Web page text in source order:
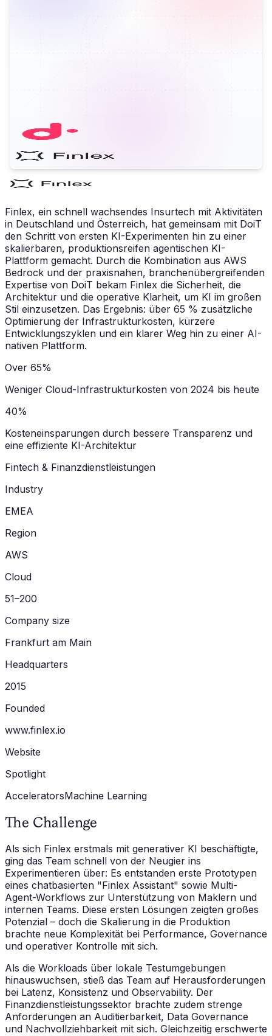
Finlex, ein schnell wachsendes Insurtech mit Aktivitäten
in Deutschland und Österreich, hat gemeinsam mit DoiT
den Schritt von ersten KI-Experimenten hin zu einer
skalierbaren, produktionsreifen agentischen KI-
Plattform gemacht. Durch die Kombination aus AWS
Bedrock und der praxisnahen, branchenübergreifenden
Expertise von DoiT bekam Finlex die Sicherheit, die
Architektur und die operative Klarheit, um KI im großen
Stil einzusetzen. Das Ergebnis: über 65 % zusätzliche
Optimierung der Infrastrukturkosten, kürzere
Entwicklungszyklen und ein klarer Weg hin zu einer AI-
nativen Plattform.
Over 65%
Weniger Cloud-Infrastrukturkosten von 2024 bis heute
40%
Kosteneinsparungen durch bessere Transparenz und
eine effiziente KI-Architektur
Fintech & Finanzdienstleistungen
Industry
EMEA
Region
AWS
Cloud
51–200
Company size
Frankfurt am Main
Headquarters
2015
Founded
www.finlex.io
Website
Spotlight
AcceleratorsMachine Learning
The Challenge
Als sich Finlex erstmals mit generativer KI beschäftigte,
ging das Team schnell von der Neugier ins
Experimentieren über: Es entstanden erste Prototypen
eines chatbasierten "Finlex Assistant" sowie Multi-
Agent-Workflows zur Unterstützung von Maklern und
internen Teams. Diese ersten Lösungen zeigten großes
Potenzial – doch die Skalierung in die Produktion
brachte neue Komplexität bei Performance, Governance
und operativer Kontrolle mit sich.
Als die Workloads über lokale Testumgebungen
hinauswuchsen, stieß das Team auf Herausforderungen
bei Latenz, Konsistenz und Observability. Der
Finanzdienstleistungssektor brachte zudem strenge
Anforderungen an Auditierbarkeit, Data Governance
und Nachvollziehbarkeit mit sich. Gleichzeitig erschwerte